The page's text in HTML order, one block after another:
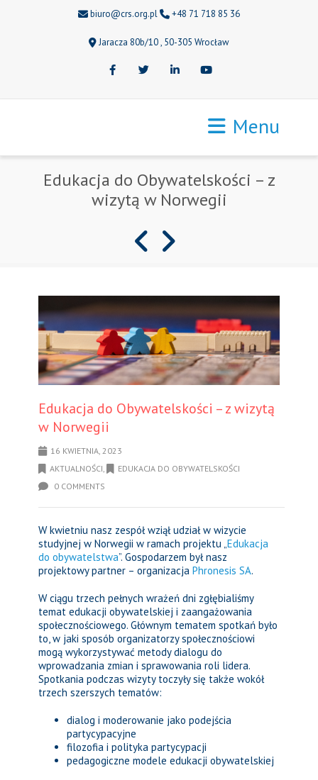
biuro@crs.org.pl +48 71 718 85 36
Jaracza 80b/10 , 50-305 Wrocław
FacebookTwitter LinkedInYoutube
Menu
Edukacja do Obywatelskości – z
wizytą w Norwegii
Edukacja do Obywatelskości – z wizytą
w Norwegii
16 KWIETNIA, 2023
AKTUALNOŚCI
EDUKACJA DO OBYWATELSKOŚCI
0 COMMENTS
W kwietniu nasz zespół wziął udział w wizycie
studyjnej w Norwegii w ramach projektu „Edukacja
do obywatelstwa”. Gospodarzem był nasz
projektowy partner – organizacja Phronesis SA.
W ciągu trzech pełnych wrażeń dni zgłębialiśmy
temat edukacji obywatelskiej i zaangażowania
społecznościowego. Głównym tematem spotkań było
to, w jaki sposób organizatorzy społecznościowi
mogą wykorzystywać metody dialogu do
wprowadzania zmian i sprawowania roli lidera.
Spotkania podczas wizyty toczyły się także wokół
trzech szerszych tematów:
dialog i moderowanie jako podejścia
partycypacyjne
filozofia i polityka partycypacji
pedagogiczne modele edukacji obywatelskiej